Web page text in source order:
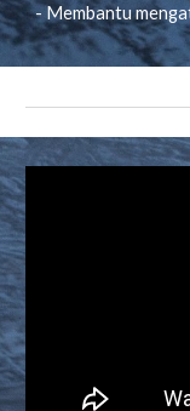
- Membantu